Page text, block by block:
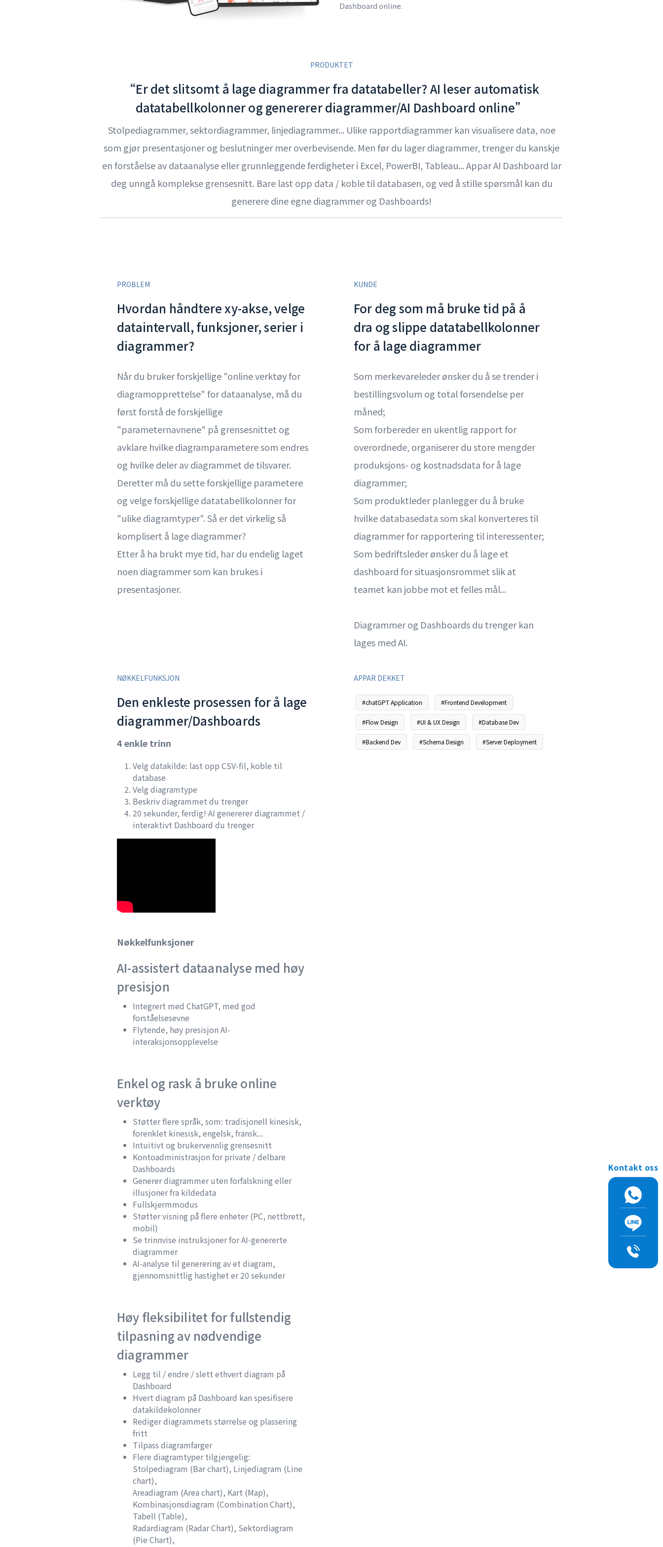
Dashboard online.
PRODUKTET
“Er det slitsomt å lage diagrammer fra datatabeller? AI leser automatisk
datatabellkolonner og genererer diagrammer/AI Dashboard online”
Stolpediagrammer, sektordiagrammer, linjediagrammer... Ulike rapportdiagrammer kan visualisere data, noe
som gjør presentasjoner og beslutninger mer overbevisende. Men før du lager diagrammer, trenger du kanskje
en forståelse av dataanalyse eller grunnleggende ferdigheter i Excel, PowerBI, Tableau... Appar AI Dashboard lar
deg unngå komplekse grensesnitt. Bare last opp data / koble til databasen, og ved å stille spørsmål kan du
generere dine egne diagrammer og Dashboards!
PROBLEM
Hvordan håndtere xy-akse, velge
dataintervall, funksjoner, serier i
diagrammer?
Når du bruker forskjellige "online verktøy for
diagramopprettelse" for dataanalyse, må du
først forstå de forskjellige
"parameternavnene" på grensesnittet og
avklare hvilke diagramparametere som endres
og hvilke deler av diagrammet de tilsvarer.
Deretter må du sette forskjellige parametere
og velge forskjellige datatabellkolonner for
"ulike diagramtyper". Så er det virkelig så
komplisert å lage diagrammer?
Etter å ha brukt mye tid, har du endelig laget
noen diagrammer som kan brukes i
presentasjoner.
KUNDE
For deg som må bruke tid på å
dra og slippe datatabellkolonner
for å lage diagrammer
Som merkevareleder ønsker du å se trender i
bestillingsvolum og total forsendelse per
måned;
Som forbereder en ukentlig rapport for
overordnede, organiserer du store mengder
produksjons- og kostnadsdata for å lage
diagrammer;
Som produktleder planlegger du å bruke
hvilke databasedata som skal konverteres til
diagrammer for rapportering til interessenter;
Som bedriftsleder ønsker du å lage et
dashboard for situasjonsrommet slik at
teamet kan jobbe mot et felles mål...
Diagrammer og Dashboards du trenger kan
lages med AI.
NØKKELFUNKSJON
Den enkleste prosessen for å lage
diagrammer/Dashboards
4 enkle trinn
Velg datakilde: last opp CSV-fil, koble til
database
Velg diagramtype
Beskriv diagrammet du trenger
20 sekunder, ferdig! AI genererer diagrammet /
interaktivt Dashboard du trenger
Nøkkelfunksjoner
AI-assistert dataanalyse med høy
presisjon
Integrert med ChatGPT, med god
forståelsesevne
Flytende, høy presisjon AI-
interaksjonsopplevelse
Enkel og rask å bruke online
verktøy
Støtter flere språk, som: tradisjonell kinesisk,
forenklet kinesisk, engelsk, fransk...
Intuitivt og brukervennlig grensesnitt
Kontoadministrasjon for private / delbare
Dashboards
Generer diagrammer uten forfalskning eller
illusjoner fra kildedata
Fullskjermmodus
Støtter visning på flere enheter (PC, nettbrett,
mobil)
Se trinnvise instruksjoner for AI-genererte
diagrammer
AI-analyse til generering av et diagram,
gjennomsnittlig hastighet er 20 sekunder
Høy fleksibilitet for fullstendig
tilpasning av nødvendige
diagrammer
Legg til / endre / slett ethvert diagram på
Dashboard
Hvert diagram på Dashboard kan spesifisere
datakildekolonner
Rediger diagrammets størrelse og plassering
fritt
Tilpass diagramfarger
Flere diagramtyper tilgjengelig:
Stolpediagram (Bar chart), Linjediagram (Line
chart),
Areadiagram (Area chart), Kart (Map),
Kombinasjonsdiagram (Combination Chart),
Tabell (Table),
Radardiagram (Radar Chart), Sektordiagram
(Pie Chart),
APPAR DEKKET
#chatGPT Application #Frontend Development
#Flow Design #UI & UX Design #Database Dev
#Backend Dev #Schema Design #Server Deployment
Kontakt oss